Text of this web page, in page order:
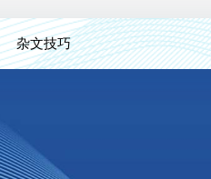
杂文技巧